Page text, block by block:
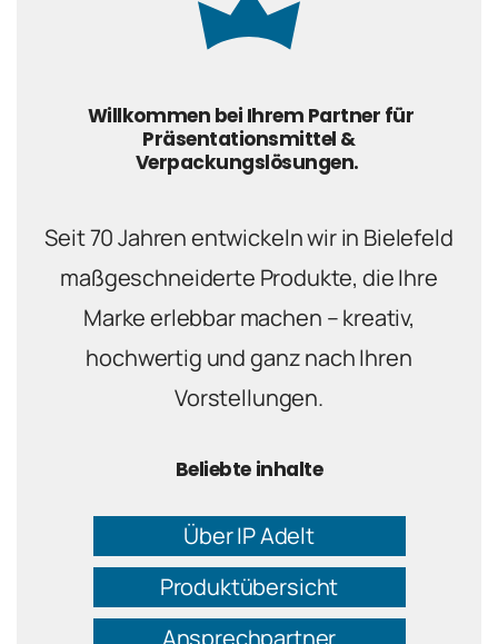
Willkommen bei Ihrem Partner für
Präsentationsmittel &
Verpackungslösungen.
Seit 70 Jahren entwickeln wir in Bielefeld
maßgeschneiderte Produkte, die Ihre
Marke erlebbar machen – kreativ,
hochwertig und ganz nach Ihren
Vorstellungen.
Beliebte inhalte
Über IP Adelt
Produktübersicht
Ansprechpartner